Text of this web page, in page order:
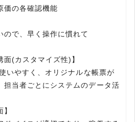
価の各確認機能
ので、早く操作に慣れて
面(カスタマイズ性)】
いやすく、オリジナルな帳票が
担当者ごとにシステムのデータ活